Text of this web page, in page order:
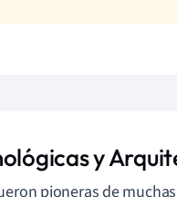
y
pioneras de muchas